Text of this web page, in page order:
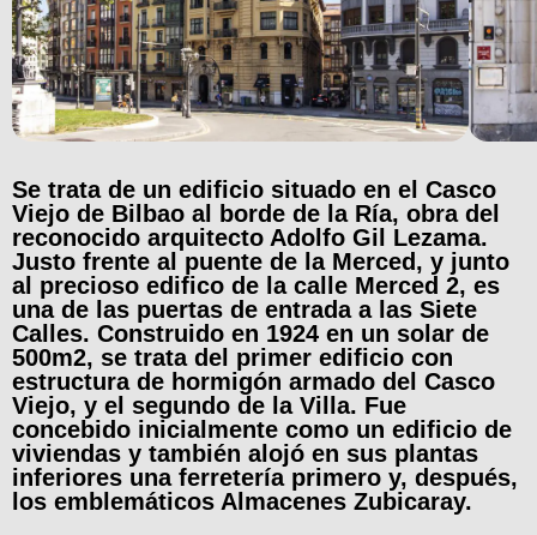
Se trata de un edificio situado en el Casco
Viejo de Bilbao al borde de la Ría, obra del
reconocido arquitecto Adolfo Gil Lezama.
Justo frente al puente de la Merced, y junto
al precioso edifico de la calle Merced 2, es
una de las puertas de entrada a las Siete
Calles. Construido en 1924 en un solar de
500m2, se trata del primer edificio con
estructura de hormigón armado del Casco
Viejo, y el segundo de la Villa. Fue
concebido inicialmente como un edificio de
viviendas y también alojó en sus plantas
inferiores una ferretería primero y, después,
los emblemáticos Almacenes Zubicaray.